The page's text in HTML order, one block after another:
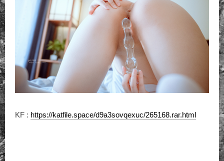
KF : https://katfile.space/d9a3sovqexuc/265168.rar.html